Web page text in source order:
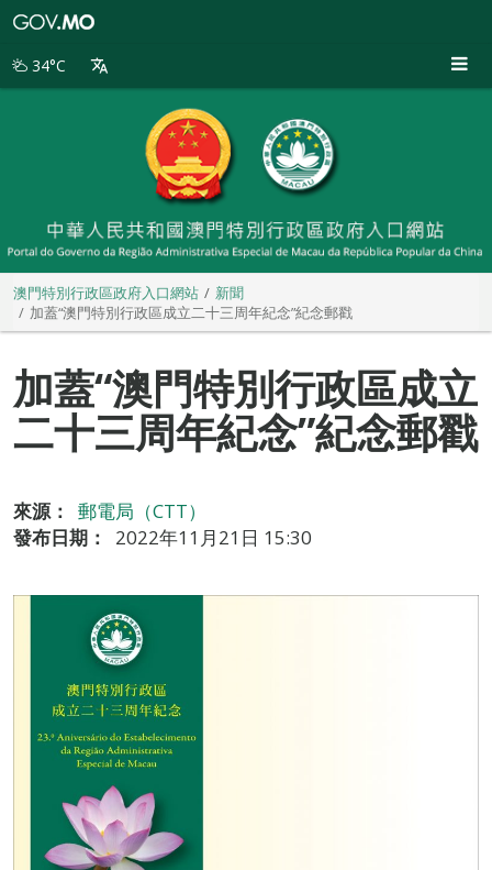
別
34°C
澳門特別行政區政府入口網站
新聞
加蓋“澳門特別行政區成立二十三周年紀念”紀念郵戳
加蓋“澳門特別行政區成立
二十三周年紀念”紀念郵戳
來源：
郵電局（CTT）
發布日期：
2022年11月21日 15:30